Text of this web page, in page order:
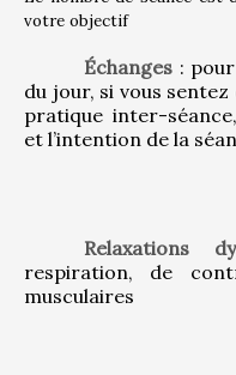
votre objectif
Échanges :
du jour, si vous
pratique inter-
et l’intention de la
Relaxations
respiration, de
musculaires